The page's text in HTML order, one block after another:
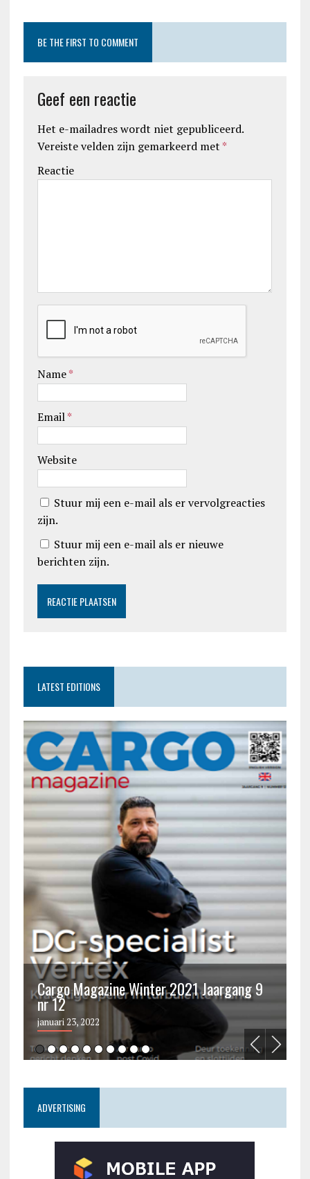
BE THE FIRST TO COMMENT
Geef een reactie
Het e-mailadres wordt niet gepubliceerd.
Vereiste velden zijn gemarkeerd met *
Reactie
Name*
Email*
Website
Stuur mij een e-mail als er vervolgreacties
zijn.
Stuur mij een e-mail als er nieuwe
berichten zijn.
LATEST EDITIONS
Cargo Magazine Winter 2021 Jaargang 9
nr 12
januari 23, 2022
ADVERTISING